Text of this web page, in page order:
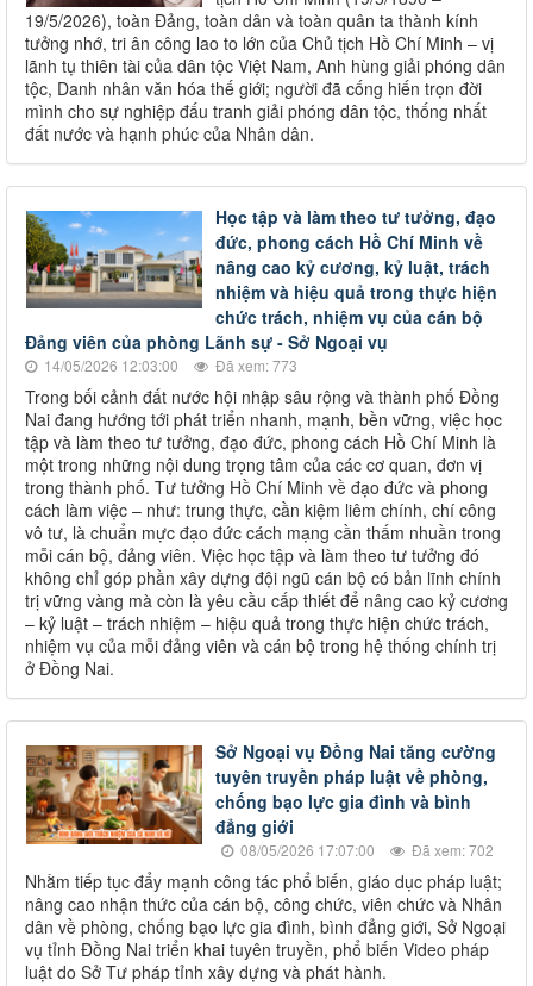
19/5/2026), toàn Đảng, toàn dân và toàn quân ta thành kính
tưởng nhớ, tri ân công lao to lớn của Chủ tịch Hồ Chí Minh – vị
lãnh tụ thiên tài của dân tộc Việt Nam, Anh hùng giải phóng dân
tộc, Danh nhân văn hóa thế giới; người đã cống hiến trọn đời
mình cho sự nghiệp đấu tranh giải phóng dân tộc, thống nhất
đất nước và hạnh phúc của Nhân dân.
Học tập và làm theo tư tưởng, đạo
đức, phong cách Hồ Chí Minh về
nâng cao kỷ cương, kỷ luật, trách
nhiệm và hiệu quả trong thực hiện
chức trách, nhiệm vụ của cán bộ
Đảng viên của phòng Lãnh sự - Sở Ngoại vụ
14/05/2026 12:03:00 Đã xem: 773
Trong bối cảnh đất nước hội nhập sâu rộng và thành phố Đồng
Nai đang hướng tới phát triển nhanh, mạnh, bền vững, việc học
tập và làm theo tư tưởng, đạo đức, phong cách Hồ Chí Minh là
một trong những nội dung trọng tâm của các cơ quan, đơn vị
trong thành phố. Tư tưởng Hồ Chí Minh về đạo đức và phong
cách làm việc – như: trung thực, cần kiệm liêm chính, chí công
vô tư, là chuẩn mực đạo đức cách mạng cần thấm nhuần trong
mỗi cán bộ, đảng viên. Việc học tập và làm theo tư tưởng đó
không chỉ góp phần xây dựng đội ngũ cán bộ có bản lĩnh chính
trị vững vàng mà còn là yêu cầu cấp thiết để nâng cao kỷ cương
– kỷ luật – trách nhiệm – hiệu quả trong thực hiện chức trách,
nhiệm vụ của mỗi đảng viên và cán bộ trong hệ thống chính trị
ở Đồng Nai.
Sở Ngoại vụ Đồng Nai tăng cường
tuyên truyền pháp luật về phòng,
chống bạo lực gia đình và bình
đẳng giới
08/05/2026 17:07:00 Đã xem: 702
Nhằm tiếp tục đẩy mạnh công tác phổ biến, giáo dục pháp luật;
nâng cao nhận thức của cán bộ, công chức, viên chức và Nhân
dân về phòng, chống bạo lực gia đình, bình đẳng giới, Sở Ngoại
vụ tỉnh Đồng Nai triển khai tuyên truyền, phổ biến Video pháp
luật do Sở Tư pháp tỉnh xây dựng và phát hành.